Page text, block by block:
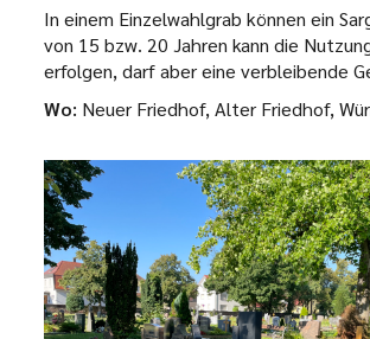
In einem Einzelwahlgrab können ein
von 15 bzw. 20 Jahren kann die
erfolgen, darf aber eine verbleibende
Wo: Neuer Friedhof, Alter Friedhof,